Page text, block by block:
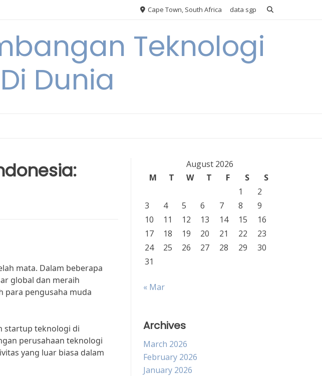
Cape Town, South Africa data sgp
Teknologi
Dunia
mata. Dalam beberapa
global dan meraih
para pengusaha muda
startup teknologi di
perusahaan teknologi
yang luar biasa dalam
August 2026
M
T W T F S
S
1
2
3
4 5 6 7 8
9
10
11 12 13 14 15
16
17
18 19 20 21 22
23
24
25 26 27 28 29
30
31
« Mar
Archives
March 2026
February 2026
January 2026